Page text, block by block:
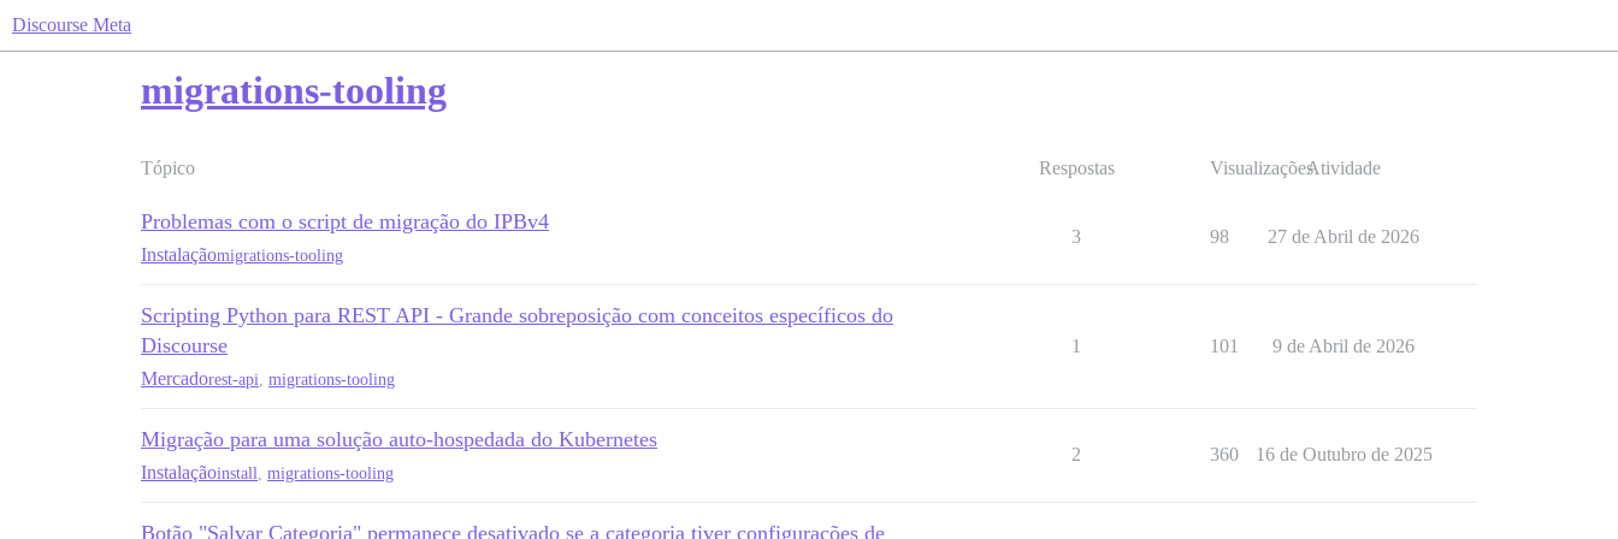
Discourse Meta
migrations-tooling
Tópico Respostas VisualizaçõesAtividade
Problemas com o script de migração do IPBv4
Instalaçãomigrations-tooling
3 98 27 de Abril de 2026
Scripting Python para REST API - Grande sobreposição com conceitos específicos do
Discourse
Mercadorest-api migrations-tooling
1 101 9 de Abril de 2026
Migração para uma solução auto-hospedada do Kubernetes
Instalaçãoinstall migrations-tooling
2 360 16 de Outubro de 2025
Botão "Salvar Categoria" permanece desativado se a categoria tiver configurações de